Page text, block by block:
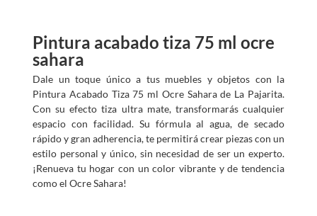
Pintura acabado tiza 75 ml ocre
sahara
Dale un toque único a tus muebles y objetos con la
Pintura Acabado Tiza 75 ml Ocre Sahara de La Pajarita.
Con su efecto tiza ultra mate, transformarás cualquier
espacio con facilidad. Su fórmula al agua, de secado
rápido y gran adherencia, te permitirá crear piezas con un
estilo personal y único, sin necesidad de ser un experto.
¡Renueva tu hogar con un color vibrante y de tendencia
como el Ocre Sahara!